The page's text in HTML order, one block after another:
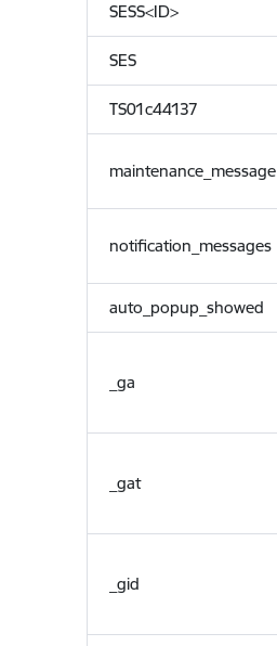
SESS<ID>
SES
TS01c44137
maintenance_message
notification_messages
auto_popup_showed
_ga
_gat
_gid